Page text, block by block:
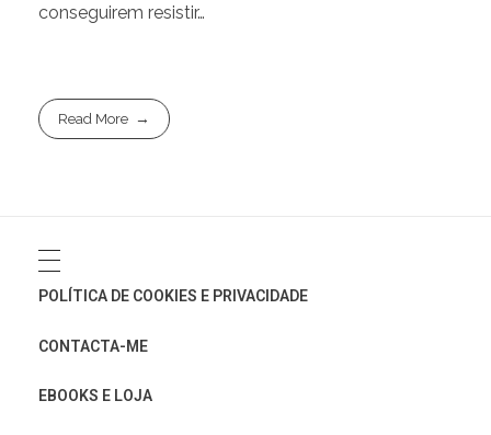
conseguirem resistir…
Read More
POLÍTICA DE COOKIES E PRIVACIDADE
CONTACTA-ME
EBOOKS E LOJA